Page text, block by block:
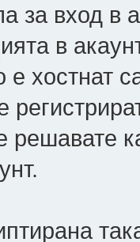
за вход в
в
е хостнат
решавате